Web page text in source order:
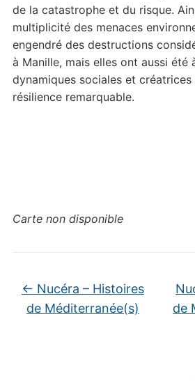
de la catastrophe et du risque.
multiplicité des menaces
engendré des destructions
à Manille, mais elles ont aussi été
dynamiques sociales et créatrices
résilience remarquable.
Carte non disponible
← Nucéra – Histoires
de Méditerranée(s)
de